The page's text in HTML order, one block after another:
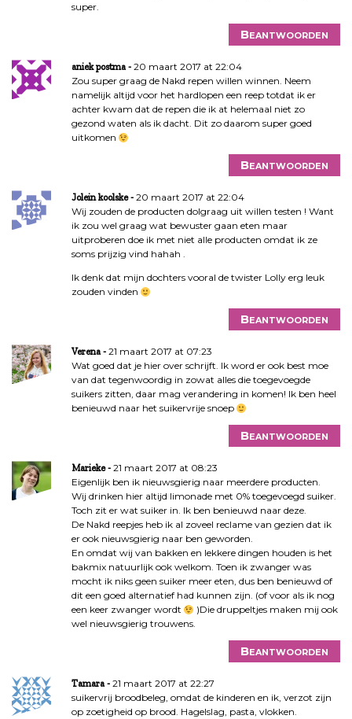
super.
Beantwoorden
aniek postma
20 maart 2017 at 22:04
Zou super graag de Nakd repen willen winnen. Neem
namelijk altijd voor het hardlopen een reep totdat ik er
achter kwam dat de repen die ik at helemaal niet zo
gezond waten als ik dacht. Dit zo daarom super goed
uitkomen
Beantwoorden
Jolein koolske
20 maart 2017 at 22:04
Wij zouden de producten dolgraag uit willen testen ! Want
ik zou wel graag wat bewuster gaan eten maar
uitproberen doe ik met niet alle producten omdat ik ze
soms prijzig vind hahah .
Ik denk dat mijn dochters vooral de twister Lolly erg leuk
zouden vinden
Beantwoorden
Verena
21 maart 2017 at 07:23
Wat goed dat je hier over schrijft. Ik word er ook best moe
van dat tegenwoordig in zowat alles die toegevoegde
suikers zitten, daar mag verandering in komen! Ik ben heel
benieuwd naar het suikervrije snoep
Beantwoorden
Marieke
21 maart 2017 at 08:23
Eigenlijk ben ik nieuwsgierig naar meerdere producten.
Wij drinken hier altijd limonade met 0% toegevoegd suiker.
Toch zit er wat suiker in. Ik ben benieuwd naar deze.
De Nakd reepjes heb ik al zoveel reclame van gezien dat ik
er ook nieuwsgierig naar ben geworden.
En omdat wij van bakken en lekkere dingen houden is het
bakmix natuurlijk ook welkom. Toen ik zwanger was
mocht ik niks geen suiker meer eten, dus ben benieuwd of
dit een goed alternatief had kunnen zijn. (of voor als ik nog
een keer zwanger wordt
)Die druppeltjes maken mij ook
wel nieuwsgierig trouwens.
Beantwoorden
Tamara
21 maart 2017 at 22:27
suikervrij broodbeleg, omdat de kinderen en ik, verzot zijn
op zoetigheid op brood. Hagelslag, pasta, vlokken.